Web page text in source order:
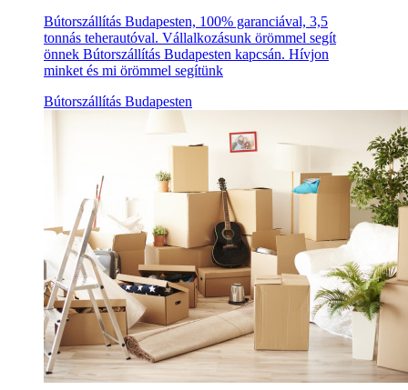
Bútorszállítás Budapesten, 100% garanciával, 3,5
tonnás teherautóval. Vállalkozásunk örömmel segít
önnek Bútorszállítás Budapesten kapcsán. Hívjon
minket és mi örömmel segítünk
Bútorszállítás Budapesten